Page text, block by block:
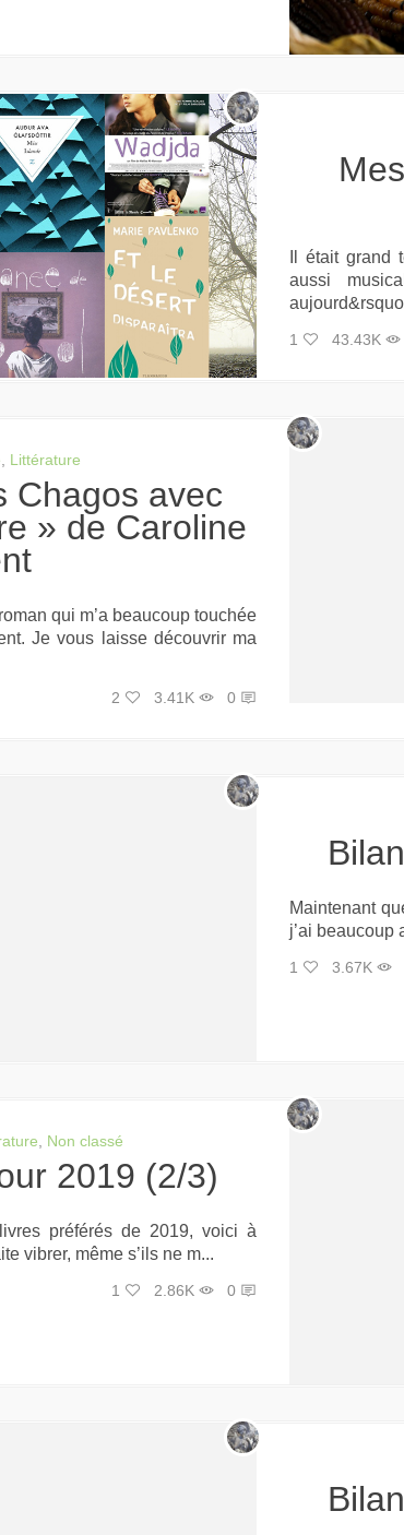
Mes coups de cœur culturels :
Il était grand
aussi
1 43.43K
Littérature
» de Caroline
qui m’a beaucoup touchée
Je vous laisse découvrir ma
2 3.41K 0
Maintenant
j’ai beaucoup
1 3.67K
Non classé
2019 (2/3)
préférés de 2019, voici à
vibrer, même s’ils ne m...
1 2.86K 0